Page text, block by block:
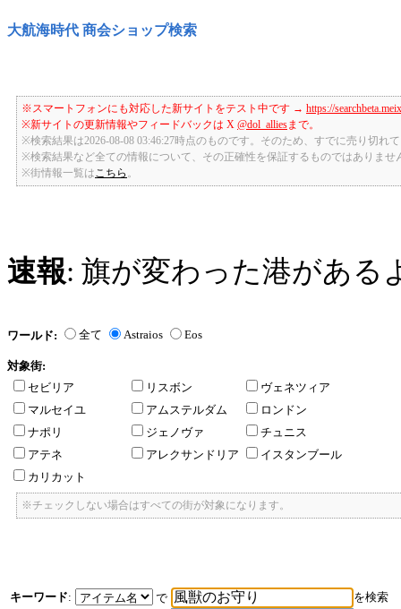
大航海時代 商会ショップ検索
※スマートフォンにも対応した新サイトをテスト中です → https://
※新サイトの更新情報やフィードバックは X @dol_alliesまで。
※検索結果は2026-08-08 03:46:27時点のものです。そのため、すでに売り切れ
※検索結果など全ての情報について、その正確性を保証するものではありませ
※街情報一覧は こちら
速報: 旗が変わった港がある
ワールド: 全て Astraios Eos
対象街:
セビリア
リスボン
ヴェネツィア
マルセイユ
アムステルダム
ロンドン
ナポリ
ジェノヴァ
チュニス
アテネ
アレクサンドリア
イスタンブール
カリカット
※チェックしない場合はすべての街が対象になります。
キーワード:
で
を検索